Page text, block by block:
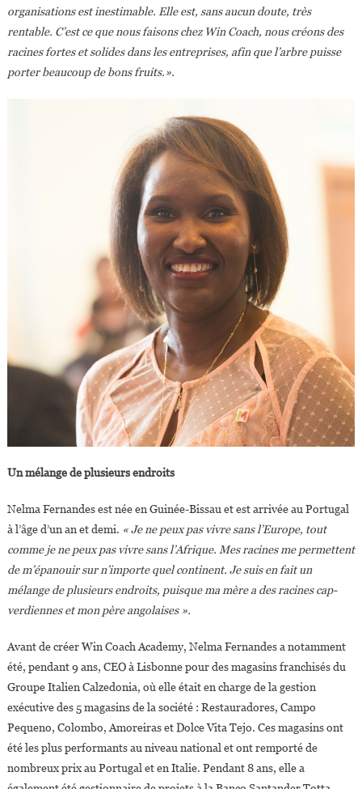
organisations est inestimable. Elle est, sans aucun doute, très
rentable. C’est ce que nous faisons chez Win Coach, nous créons des
racines fortes et solides dans les entreprises, afin que l’arbre puisse
porter beaucoup de bons fruits.».
Un mélange de plusieurs endroits
Nelma Fernandes est née en Guinée-Bissau et est arrivée au Portugal
à l’âge d’un an et demi. « Je ne peux pas vivre sans l’Europe, tout
comme je ne peux pas vivre sans l’Afrique. Mes racines me permettent
de m’épanouir sur n’importe quel continent. Je suis en fait un
mélange de plusieurs endroits, puisque ma mère a des racines cap-
verdiennes et mon père angolaises ».
Avant de créer Win Coach Academy, Nelma Fernandes a notamment
été, pendant 9 ans, CEO à Lisbonne pour des magasins franchisés du
Groupe Italien Calzedonia, où elle était en charge de la gestion
exécutive des 5 magasins de la société : Restauradores, Campo
Pequeno, Colombo, Amoreiras et Dolce Vita Tejo. Ces magasins ont
été les plus performants au niveau national et ont remporté de
nombreux prix au Portugal et en Italie. Pendant 8 ans, elle a